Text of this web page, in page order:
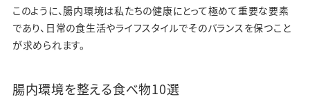
このように、腸内環境は私たちの健康にとって極めて重要な要素
であり、日常の食生活やライフスタイルでそのバランスを保つこと
が求められます。
腸内環境を整える食べ物10選